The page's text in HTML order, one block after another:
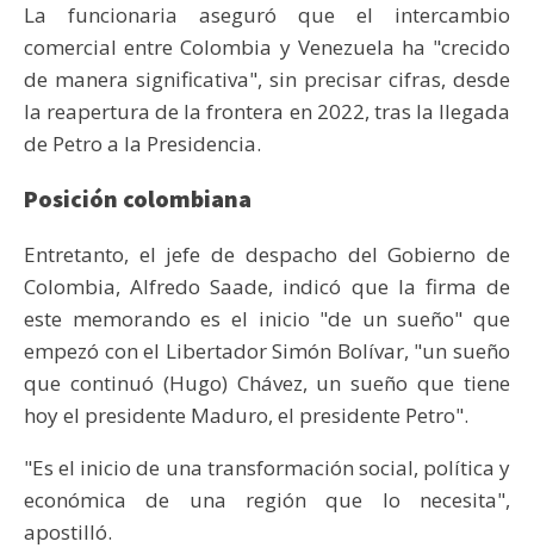
La funcionaria aseguró que el intercambio
comercial entre Colombia y Venezuela ha "crecido
de manera significativa", sin precisar cifras, desde
la reapertura de la frontera en 2022, tras la llegada
de Petro a la Presidencia.
Posición colombiana
Entretanto, el jefe de despacho del Gobierno de
Colombia, Alfredo Saade, indicó que la firma de
este memorando es el inicio "de un sueño" que
empezó con el Libertador Simón Bolívar, "un sueño
que continuó (Hugo) Chávez, un sueño que tiene
hoy el presidente Maduro, el presidente Petro".
"Es el inicio de una transformación social, política y
económica de una región que lo necesita",
apostilló.